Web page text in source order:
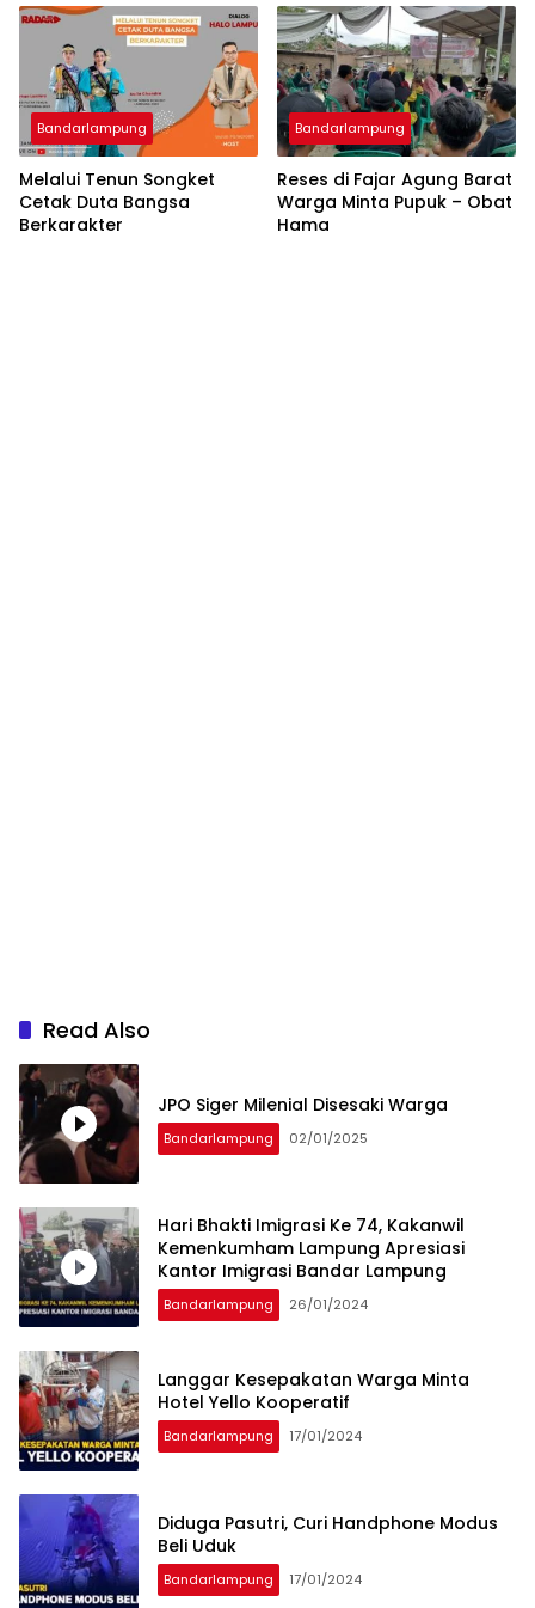
Bandarlampung
Melalui Tenun Songket
Cetak Duta Bangsa
Berkarakter
Bandarlampung
Reses di Fajar Agung Barat
Warga Minta Pupuk – Obat
Hama
Read Also
JPO Siger Milenial Disesaki Warga
Bandarlampung 02/01/2025
Hari Bhakti Imigrasi Ke 74, Kakanwil
Kemenkumham Lampung Apresiasi
Kantor Imigrasi Bandar Lampung
Bandarlampung 26/01/2024
Langgar Kesepakatan Warga Minta
Hotel Yello Kooperatif
Bandarlampung 17/01/2024
Diduga Pasutri, Curi Handphone Modus
Beli Uduk
Bandarlampung 17/01/2024